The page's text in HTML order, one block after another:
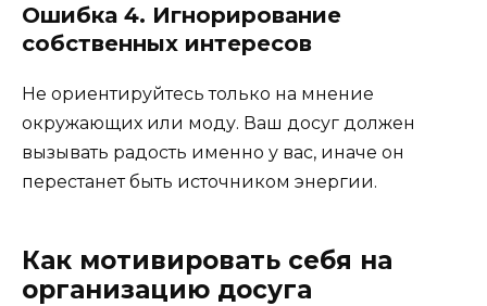
Ошибка 4. Игнорирование
собственных интересов
Не ориентируйтесь только на мнение
окружающих или моду. Ваш досуг должен
вызывать радость именно у вас, иначе он
перестанет быть источником энергии.
Как мотивировать себя на
организацию досуга